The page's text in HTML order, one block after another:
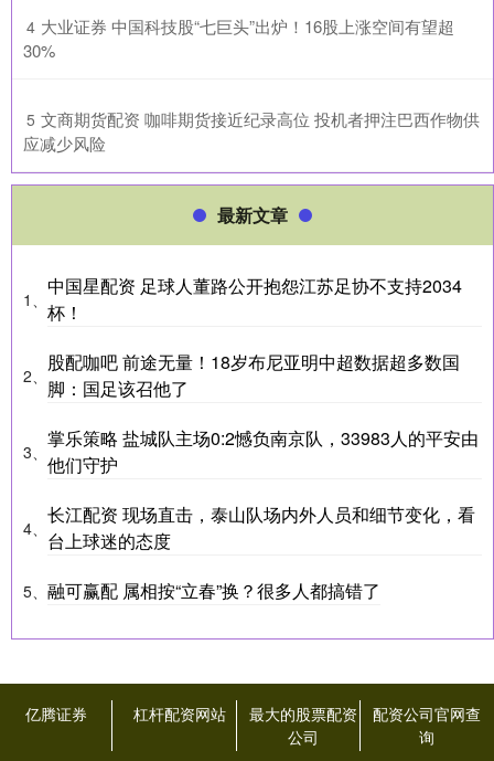
4 ​大业证券 中国科技股“七巨头”出炉！16股上涨空间有望超
30%
5 ​文商期货配资 咖啡期货接近纪录高位 投机者押注巴西作物供
应减少风险
最新文章
1、
中国星配资 足球人董路公开抱怨江苏足协不支持2034
杯！
2、
股配咖吧 前途无量！18岁布尼亚明中超数据超多数国
脚：国足该召他了
3、
掌乐策略 盐城队主场0:2憾负南京队，33983人的平安由
他们守护
4、
长江配资 现场直击，泰山队场内外人员和细节变化，看
台上球迷的态度
5、 融可赢配 属相按“立春”换？很多人都搞错了
亿腾证券 杠杆配资网站
最大的股票配资
公司
配资公司官网查
询